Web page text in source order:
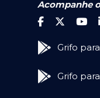
Acompanhe
Grifo
Grifo